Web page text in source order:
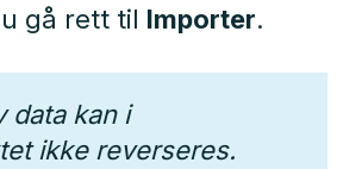
gå rett til Importer.
data kan i
ikke reverseres.